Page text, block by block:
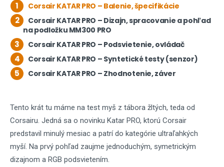
1 Corsair KATAR PRO – Balenie, špecifikácie
2
Corsair KATAR PRO – Dizajn, spracovanie a pohľad
na podložku MM300 PRO
3 Corsair KATAR PRO – Podsvietenie, ovládač
4 Corsair KATAR PRO – Syntetické testy (senzor)
5 Corsair KATAR PRO – Zhodnotenie, záver
Tento krát tu máme na test myš z tábora žltých, teda od
Corsairu. Jedná sa o novinku Katar PRO, ktorú Corsair
predstavil minulý mesiac a patrí do kategórie ultraľahkých
myší. Na prvý pohľad zaujme jednoduchým, symetrickým
dizajnom a RGB podsvietením.